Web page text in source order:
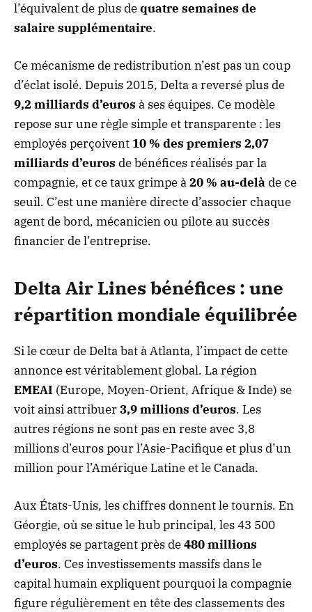
l’équivalent de plus dequatre semaines de
salaire supplémentaire.
Ce mécanisme de redistribution n’est pas un coup
d’éclat isolé. Depuis 2015, Delta a reversé plus de
9,2 milliards d’euros à ses équipes. Ce modèle
repose sur une règle simple et transparente : les
employés perçoivent 10 % des premiers 2,07
milliards d’euros de bénéfices réalisés par la
compagnie, et ce taux grimpe à20 % au-delà de ce
seuil. C’est une manière directe d’associer chaque
agent de bord, mécanicien ou pilote au succès
financier de l’entreprise.
Delta Air Lines bénéfices : une
répartition mondiale équilibrée
Si le cœur de Delta bat à Atlanta, l’impact de cette
annonce est véritablement global. La région
EMEAI (Europe, Moyen-Orient, Afrique & Inde) se
voit ainsi attribuer3,9 millions d’euros. Les
autres régions ne sont pas en reste avec 3,8
millions d’euros pour l’Asie-Pacifique et plus d’un
million pour l’Amérique Latine et le Canada.
Aux États-Unis, les chiffres donnent le tournis. En
Géorgie, où se situe le hub principal, les 43 500
employés se partagent près de480 millions
d’euros. Ces investissements massifs dans le
capital humain expliquent pourquoi la compagnie
figure régulièrement en tête des classements des